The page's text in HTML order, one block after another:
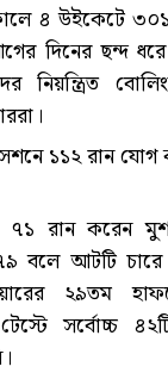
৪ উইকেটে ৩০১
দিনের ছন্দ
নিয়ন্ত্রিত
সেশনে ১১২ রান
৭১ রান করেন
বলে আটটি চারে
২৯তম
সর্বোচ্চ